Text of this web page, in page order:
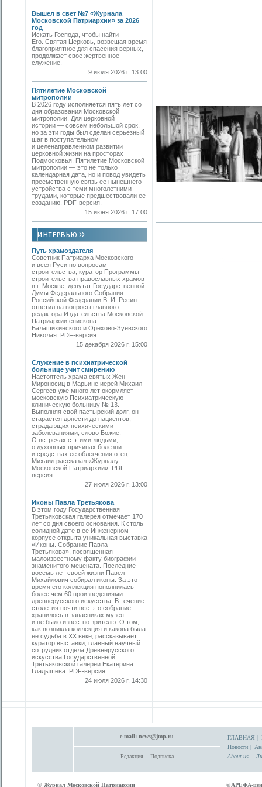
Вышел в свет №7 «Журнала
Московской Патриархии» за 2026
год
Искать Господа, чтобы найти
Его. Святая Церковь, возвещая время
благоприятное для спасения верных,
продолжает свое жертвенное
служение.
9 июля 2026 г. 13:00
Пятилетие Московской
митрополии
В 2026 году исполняется пять лет со
дня образования Московской
митрополии. Для церковной
истории — совсем небольшой срок,
но за эти годы был сделан серьезный
шаг в поступательном
и целенаправленном развитии
церковной жизни на просторах
Подмосковья. Пятилетие Московской
митрополии — это не только
календарная дата, но и повод увидеть
преемственную связь ее нынешнего
устройства с теми многолетними
трудами, которые предшествовали ее
созданию. PDF-версия.
15 июня 2026 г. 17:00
Путь храмоздателя
Советник Патриарха Московского
и всея Руси по вопросам
строительства, куратор Программы
строительства православных храмов
в г. Москве, депутат Государственной
Думы Федерального Собрания
Российской Федерации В. И. Ресин
ответил на вопросы главного
редактора Издательства Московской
Патриархии епископа
Балашихинского и Орехово-Зуевского
Николая. PDF-версия.
15 декабря 2026 г. 15:00
Служение в психиатрической
больнице учит смирению
Настоятель храма святых Жен-
Мироносиц в Марьине иерей Михаил
Сергеев уже много лет окормляет
московскую Психиатрическую
клиническую больницу № 13.
Выполняя свой пастырский долг, он
старается донести до пациентов,
страдающих психическими
заболеваниями, слово Божие.
О встречах с этими людьми,
о духовных причинах болезни
и средствах ее облегчения отец
Михаил рассказал «Журналу
Московской Патриархии». PDF-
версия.
27 июля 2026 г. 13:00
Иконы Павла Третьякова
В этом году Государственная
Третьяковская галерея отмечает 170
лет со дня своего основания. К столь
солидной дате в ее Инженерном
корпусе открыта уникальная выставка
«Иконы. Собрание Павла
Третьякова», посвященная
малоизвестному факту биографии
знаменитого мецената. Последние
восемь лет своей жизни Павел
Михайлович собирал иконы. За это
время его коллекция пополнилась
более чем 60 произведениями
древнерусского искусства. В течение
столетия почти все это собрание
хранилось в запасниках музея
и не было известно зрителю. О том,
как возникла коллекция и какова была
ее судьба в ХХ веке, рассказывает
куратор выставки, главный научный
сотрудник отдела Древнерусского
искусства Государственной
Третьяковской галереи Екатерина
Гладышева. PDF-версия.
24 июля 2026 г. 14:30
e-mail: news@jmp.ru
Редакция Подписка
ГЛАВНАЯ |
Новости |
About us |
© Журнал Московской Патриархии
©АРЕФА-